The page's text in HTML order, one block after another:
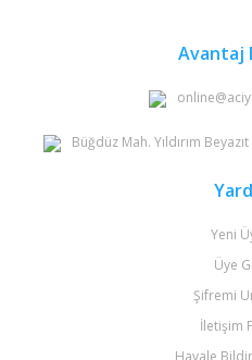
Avantaj
Büğdüz Mah. Yıldırım
Yeni
Üye
Şifremi
İletişim
Havale